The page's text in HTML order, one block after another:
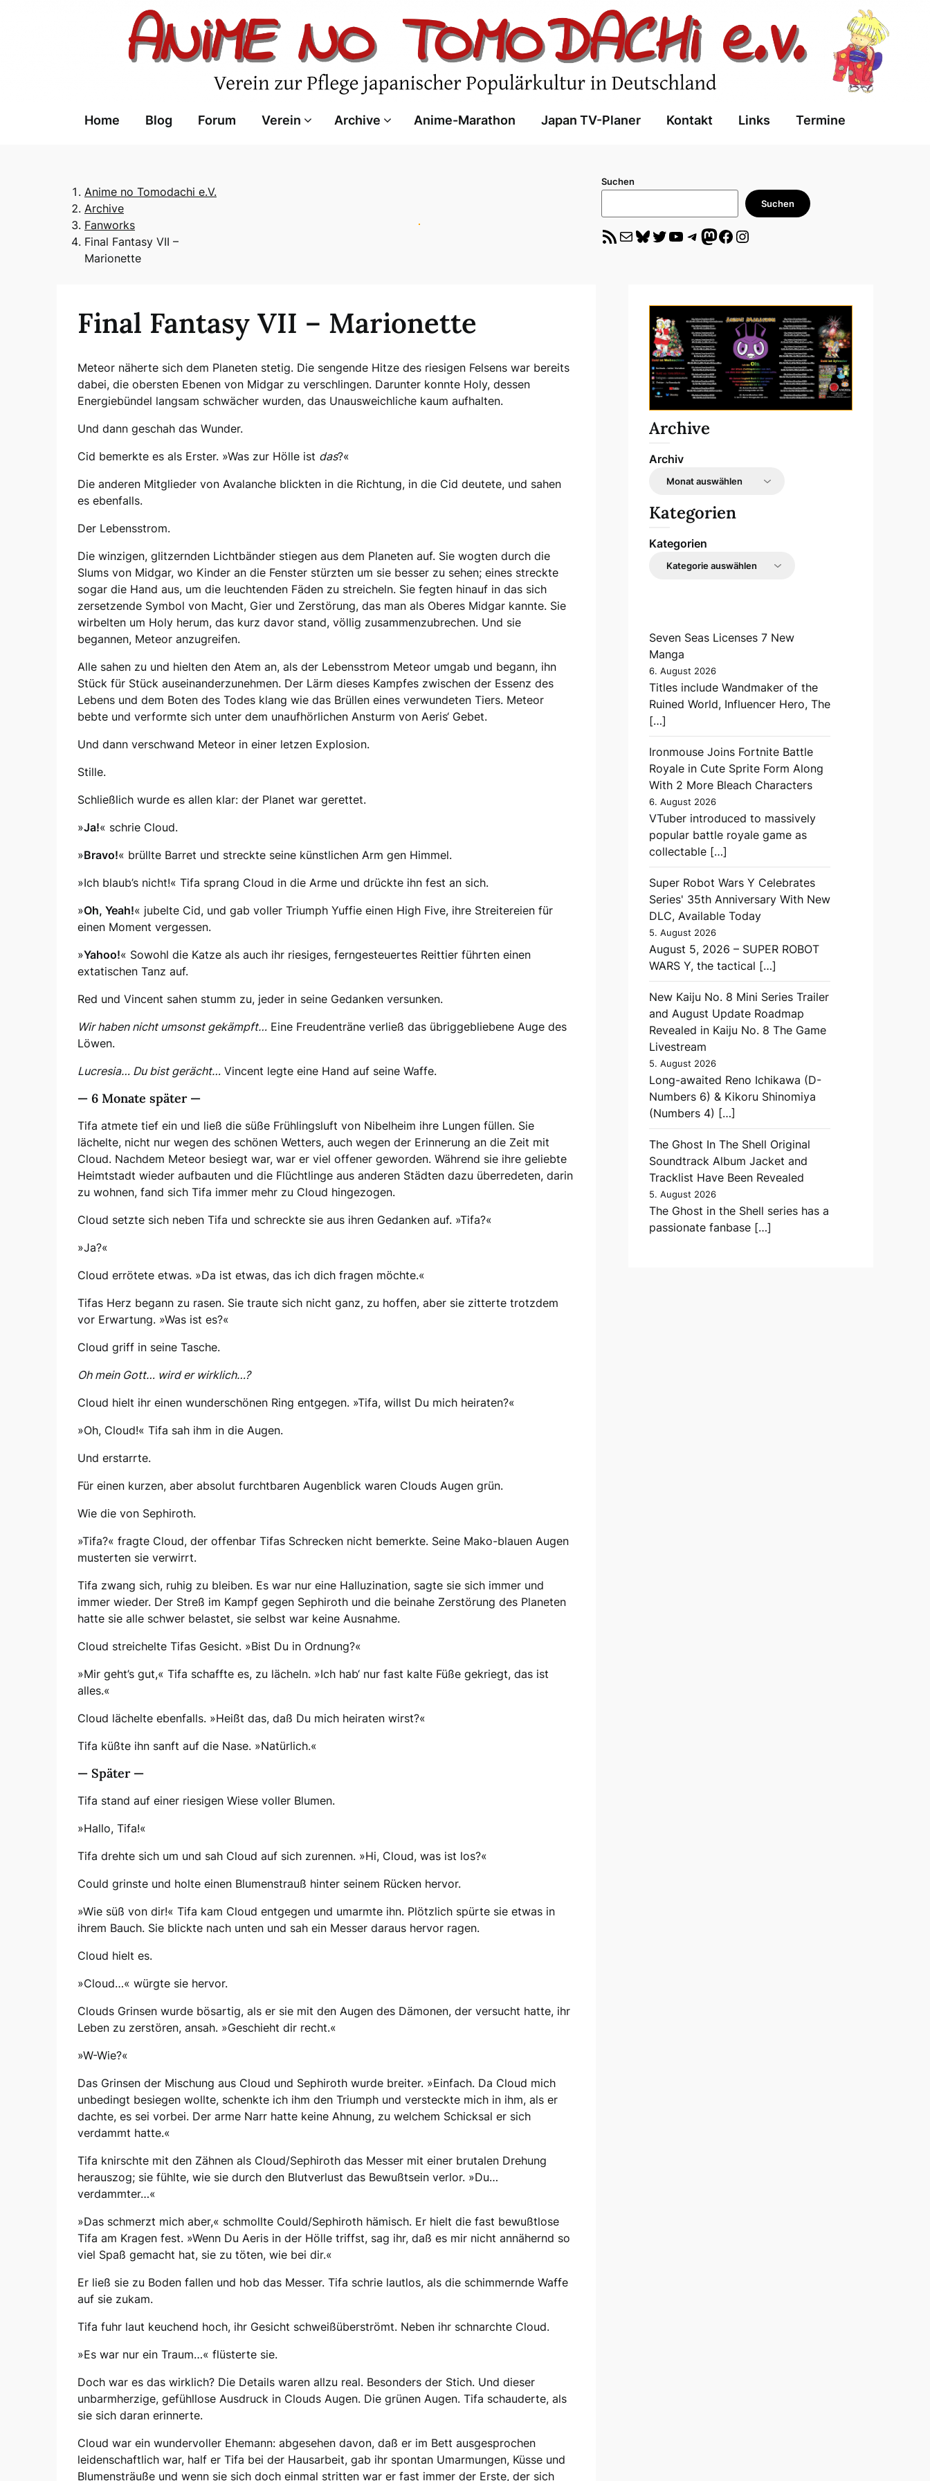
Home Blog Forum Verein Archive Anime-Marathon Japan TV-Planer Kontakt Links Termine
Anime no Tomodachi e.V.
Archive
Fanworks
Final Fantasy VII –
Marionette
Suchen
Suchen
RSS-Feed E-Mail Bluesky Twitter YouTube Telegram Mastodon Facebook Instagram
Final Fantasy VII – Marionette
Meteor näherte sich dem Planeten stetig. Die sengende Hitze des riesigen Felsens war bereits
dabei, die obersten Ebenen von Midgar zu verschlingen. Darunter konnte Holy, dessen
Energiebündel langsam schwächer wurden, das Unausweichliche kaum aufhalten.
Und dann geschah das Wunder.
Cid bemerkte es als Erster. »Was zur Hölle ist das?«
Die anderen Mitglieder von Avalanche blickten in die Richtung, in die Cid deutete, und sahen
es ebenfalls.
Der Lebensstrom.
Die winzigen, glitzernden Lichtbänder stiegen aus dem Planeten auf. Sie wogten durch die
Slums von Midgar, wo Kinder an die Fenster stürzten um sie besser zu sehen; eines streckte
sogar die Hand aus, um die leuchtenden Fäden zu streicheln. Sie fegten hinauf in das sich
zersetzende Symbol von Macht, Gier und Zerstörung, das man als Oberes Midgar kannte. Sie
wirbelten um Holy herum, das kurz davor stand, völlig zusammenzubrechen. Und sie
begannen, Meteor anzugreifen.
Alle sahen zu und hielten den Atem an, als der Lebensstrom Meteor umgab und begann, ihn
Stück für Stück auseinanderzunehmen. Der Lärm dieses Kampfes zwischen der Essenz des
Lebens und dem Boten des Todes klang wie das Brüllen eines verwundeten Tiers. Meteor
bebte und verformte sich unter dem unaufhörlichen Ansturm von Aeris‘ Gebet.
Und dann verschwand Meteor in einer letzen Explosion.
Stille.
Schließlich wurde es allen klar: der Planet war gerettet.
»Ja!« schrie Cloud.
»Bravo!« brüllte Barret und streckte seine künstlichen Arm gen Himmel.
»Ich blaub’s nicht!« Tifa sprang Cloud in die Arme und drückte ihn fest an sich.
»Oh, Yeah!« jubelte Cid, und gab voller Triumph Yuffie einen High Five, ihre Streitereien für
einen Moment vergessen.
»Yahoo!« Sowohl die Katze als auch ihr riesiges, ferngesteuertes Reittier führten einen
extatischen Tanz auf.
Red und Vincent sahen stumm zu, jeder in seine Gedanken versunken.
Wir haben nicht umsonst gekämpft… Eine Freudenträne verließ das übriggebliebene Auge des
Löwen.
Lucresia… Du bist gerächt… Vincent legte eine Hand auf seine Waffe.
— 6 Monate später —
Tifa atmete tief ein und ließ die süße Frühlingsluft von Nibelheim ihre Lungen füllen. Sie
lächelte, nicht nur wegen des schönen Wetters, auch wegen der Erinnerung an die Zeit mit
Cloud. Nachdem Meteor besiegt war, war er viel offener geworden. Während sie ihre geliebte
Heimtstadt wieder aufbauten und die Flüchtlinge aus anderen Städten dazu überredeten, darin
zu wohnen, fand sich Tifa immer mehr zu Cloud hingezogen.
Cloud setzte sich neben Tifa und schreckte sie aus ihren Gedanken auf. »Tifa?«
»Ja?«
Cloud errötete etwas. »Da ist etwas, das ich dich fragen möchte.«
Tifas Herz begann zu rasen. Sie traute sich nicht ganz, zu hoffen, aber sie zitterte trotzdem
vor Erwartung. »Was ist es?«
Cloud griff in seine Tasche.
Oh mein Gott… wird er wirklich…?
Cloud hielt ihr einen wunderschönen Ring entgegen. »Tifa, willst Du mich heiraten?«
»Oh, Cloud!« Tifa sah ihm in die Augen.
Und erstarrte.
Für einen kurzen, aber absolut furchtbaren Augenblick waren Clouds Augen grün.
Wie die von Sephiroth.
»Tifa?« fragte Cloud, der offenbar Tifas Schrecken nicht bemerkte. Seine Mako-blauen Augen
musterten sie verwirrt.
Tifa zwang sich, ruhig zu bleiben. Es war nur eine Halluzination, sagte sie sich immer und
immer wieder. Der Streß im Kampf gegen Sephiroth und die beinahe Zerstörung des Planeten
hatte sie alle schwer belastet, sie selbst war keine Ausnahme.
Cloud streichelte Tifas Gesicht. »Bist Du in Ordnung?«
»Mir geht’s gut,« Tifa schaffte es, zu lächeln. »Ich hab‘ nur fast kalte Füße gekriegt, das ist
alles.«
Cloud lächelte ebenfalls. »Heißt das, daß Du mich heiraten wirst?«
Tifa küßte ihn sanft auf die Nase. »Natürlich.«
— Später —
Tifa stand auf einer riesigen Wiese voller Blumen.
»Hallo, Tifa!«
Tifa drehte sich um und sah Cloud auf sich zurennen. »Hi, Cloud, was ist los?«
Could grinste und holte einen Blumenstrauß hinter seinem Rücken hervor.
»Wie süß von dir!« Tifa kam Cloud entgegen und umarmte ihn. Plötzlich spürte sie etwas in
ihrem Bauch. Sie blickte nach unten und sah ein Messer daraus hervor ragen.
Cloud hielt es.
»Cloud…« würgte sie hervor.
Clouds Grinsen wurde bösartig, als er sie mit den Augen des Dämonen, der versucht hatte, ihr
Leben zu zerstören, ansah. »Geschieht dir recht.«
»W-Wie?«
Das Grinsen der Mischung aus Cloud und Sephiroth wurde breiter. »Einfach. Da Cloud mich
unbedingt besiegen wollte, schenkte ich ihm den Triumph und versteckte mich in ihm, als er
dachte, es sei vorbei. Der arme Narr hatte keine Ahnung, zu welchem Schicksal er sich
verdammt hatte.«
Tifa knirschte mit den Zähnen als Cloud/Sephiroth das Messer mit einer brutalen Drehung
herauszog; sie fühlte, wie sie durch den Blutverlust das Bewußtsein verlor. »Du…
verdammter…«
»Das schmerzt mich aber,« schmollte Could/Sephiroth hämisch. Er hielt die fast bewußtlose
Tifa am Kragen fest. »Wenn Du Aeris in der Hölle triffst, sag ihr, daß es mir nicht annähernd so
viel Spaß gemacht hat, sie zu töten, wie bei dir.«
Er ließ sie zu Boden fallen und hob das Messer. Tifa schrie lautlos, als die schimmernde Waffe
auf sie zukam.
Tifa fuhr laut keuchend hoch, ihr Gesicht schweißüberströmt. Neben ihr schnarchte Cloud.
»Es war nur ein Traum…« flüsterte sie.
Doch war es das wirklich? Die Details waren allzu real. Besonders der Stich. Und dieser
unbarmherzige, gefühllose Ausdruck in Clouds Augen. Die grünen Augen. Tifa schauderte, als
sie sich daran erinnerte.
Cloud war ein wundervoller Ehemann: abgesehen davon, daß er im Bett ausgesprochen
leidenschaftlich war, half er Tifa bei der Hausarbeit, gab ihr spontan Umarmungen, Küsse und
Blumensträuße und wenn sie sich doch einmal stritten war er fast immer der Erste, der sich
Archive
Archiv
Kategorien
Kategorien
Seven Seas Licenses 7 New
Manga
6. August 2026
Titles include Wandmaker of the
Ruined World, Influencer Hero, The
[…]
Ironmouse Joins Fortnite Battle
Royale in Cute Sprite Form Along
With 2 More Bleach Characters
6. August 2026
VTuber introduced to massively
popular battle royale game as
collectable […]
Super Robot Wars Y Celebrates
Series' 35th Anniversary With New
DLC, Available Today
5. August 2026
August 5, 2026 – SUPER ROBOT
WARS Y, the tactical […]
New Kaiju No. 8 Mini Series Trailer
and August Update Roadmap
Revealed in Kaiju No. 8 The Game
Livestream
5. August 2026
Long-awaited Reno Ichikawa (D-
Numbers 6) & Kikoru Shinomiya
(Numbers 4) […]
The Ghost In The Shell Original
Soundtrack Album Jacket and
Tracklist Have Been Revealed
5. August 2026
The Ghost in the Shell series has a
passionate fanbase […]